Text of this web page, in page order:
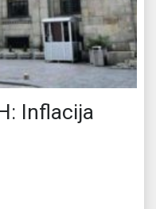
Inflacija